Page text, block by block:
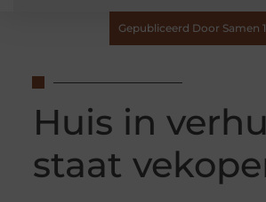
Gepubliceerd Door Samen
Huis in
staat